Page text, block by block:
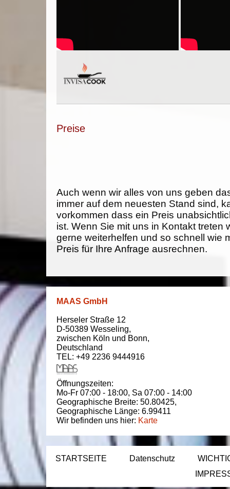
Preise
Auch wenn wir alles von uns geben
immer auf dem neuesten Stand sind,
vorkommen dass ein Preis
ist. Wenn Sie mit uns in Kontakt treten
gerne weiterhelfen und so schnell wie
Preis für Ihre Anfrage ausrechnen.
MAAS GmbH
Herseler Straße 12
D-50389 Wesseling,
zwischen Köln und Bonn,
Deutschland
TEL: +49 2236 9444916
Öffnungszeiten:
Mo-Fr 07:00 - 18:00, Sa 07:00 - 14:00
Geographische Breite: 50.80425,
Geographische Länge: 6.99411
Wir befinden uns hier: Karte
STARTSEITE Datenschutz